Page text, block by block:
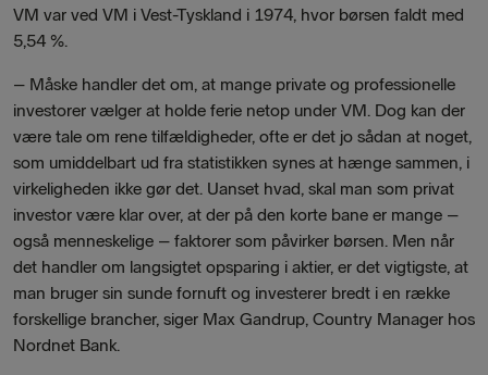
VM var ved VM i Vest-Tyskland i 1974, hvor børsen faldt med
5,54 %.
– Måske handler det om, at mange private og professionelle
investorer vælger at holde ferie netop under VM. Dog kan der
være tale om rene tilfældigheder, ofte er det jo sådan at noget,
som umiddelbart ud fra statistikken synes at hænge sammen, i
virkeligheden ikke gør det. Uanset hvad, skal man som privat
investor være klar over, at der på den korte bane er mange –
også menneskelige – faktorer som påvirker børsen. Men når
det handler om langsigtet opsparing i aktier, er det vigtigste, at
man bruger sin sunde fornuft og investerer bredt i en række
forskellige brancher, siger Max Gandrup, Country Manager hos
Nordnet Bank.